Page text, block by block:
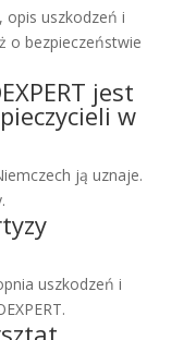
opis uszkodzeń i
o bezpieczeństwie
jest
w
ją uznaje.
uszkodzeń i